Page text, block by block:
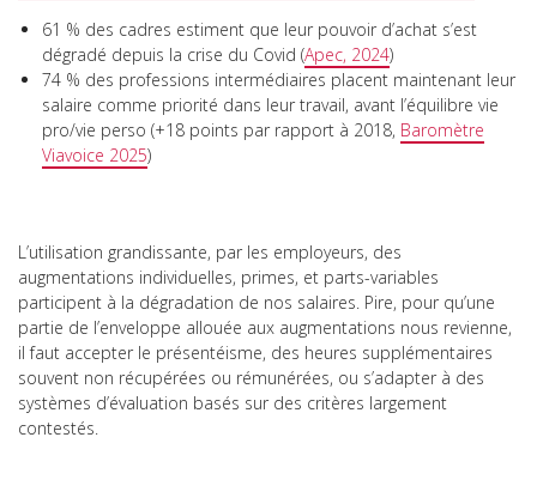
61 % des cadres estiment que leur pouvoir d’achat s’est
dégradé depuis la crise du Covid (Apec, 2024)
74 % des professions intermédiaires placent maintenant leur
salaire comme priorité dans leur travail, avant l’équilibre vie
pro/vie perso (+18 points par rapport à 2018, Baromètre
Viavoice 2025)
L’utilisation grandissante, par les employeurs, des
augmentations individuelles, primes, et parts-variables
participent à la dégradation de nos salaires. Pire, pour qu’une
partie de l’enveloppe allouée aux augmentations nous revienne,
il faut accepter le présentéisme, des heures supplémentaires
souvent non récupérées ou rémunérées, ou s’adapter à des
systèmes d’évaluation basés sur des critères largement
contestés.